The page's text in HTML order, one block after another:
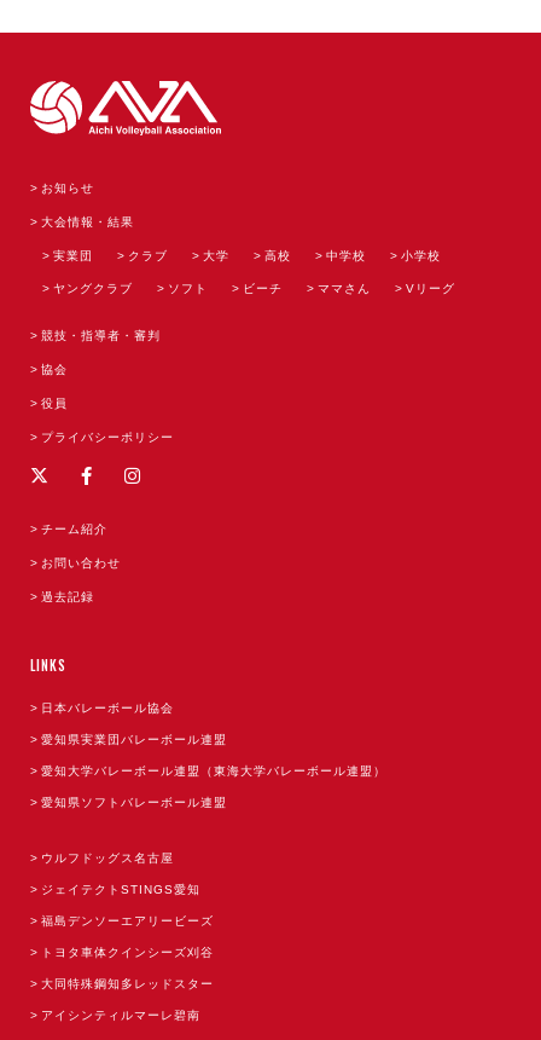
お知らせ
大会情報・結果
実業団 クラブ 大学 高校 中学校 小学校
ヤングクラブ ソフト ビーチ ママさん Vリーグ
競技・指導者・審判
協会
役員
プライバシーポリシー
チーム紹介
お問い合わせ
過去記録
LINKS
日本バレーボール協会
愛知県実業団バレーボール連盟
愛知大学バレーボール連盟（東海大学バレーボール連盟）
愛知県ソフトバレーボール連盟
ウルフドッグス名古屋
ジェイテクトSTINGS愛知
福島デンソーエアリービーズ
トヨタ車体クインシーズ刈谷
大同特殊鋼知多レッドスター
アイシンティルマーレ碧南